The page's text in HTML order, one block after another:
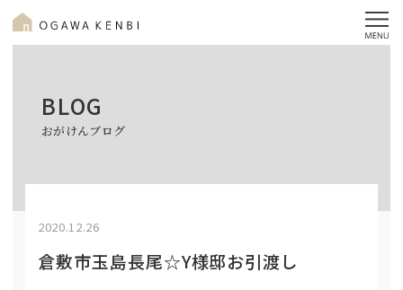
BLOG
おがけんブログ
2020.12.26
倉敷市玉島長尾☆Y様邸お引渡し